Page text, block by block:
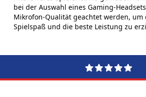
bei der Auswahl eines Gaming-
Mikrofon-Qualität geachtet werden, um
Spielspaß und die beste Leistung zu